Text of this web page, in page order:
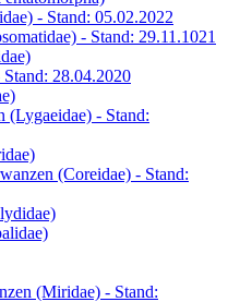
- Stand: 05.02.2022
- Stand: 29.11.1021
28.04.2020
(Lygaeidae) - Stand:
(Coreidae) - Stand:
(Miridae) - Stand: